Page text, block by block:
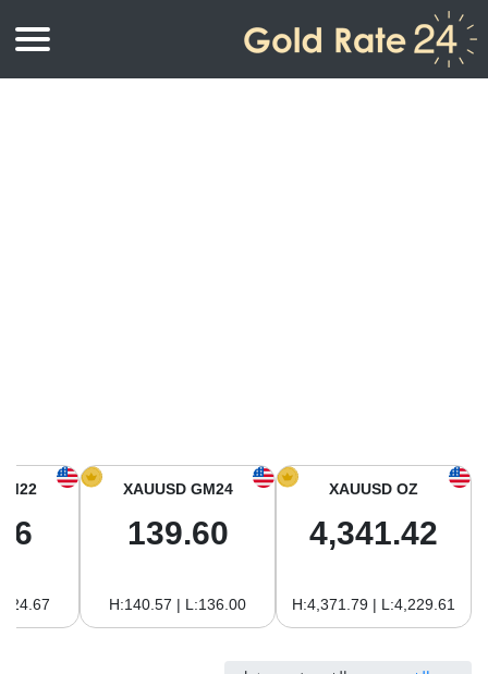
أسعار الذهب في أمريكا الجنوبية
XAUUSD OZ
4,341.42
H:4,371.79 | L:4,229.61
XAUUSD GM24
139.60
H:140.57 | L:136.00